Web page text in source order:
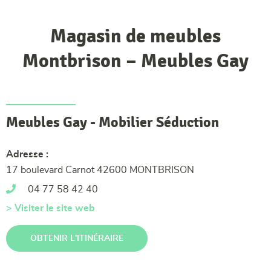
Magasin de meubles
Montbrison – Meubles Gay
Meubles Gay - Mobilier Séduction
Adresse :
17 boulevard Carnot 42600 MONTBRISON
04 77 58 42 40
> Visiter le site web
OBTENIR L'ITINÉRAIRE